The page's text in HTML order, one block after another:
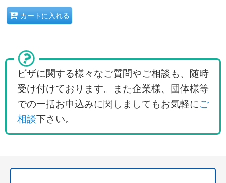
カートに入れる
ビザに関する様々なご質問やご相談も、随時
受け付けております。また企業様、団体様等
での一括お申込みに関しましてもお気軽にご
相談下さい。